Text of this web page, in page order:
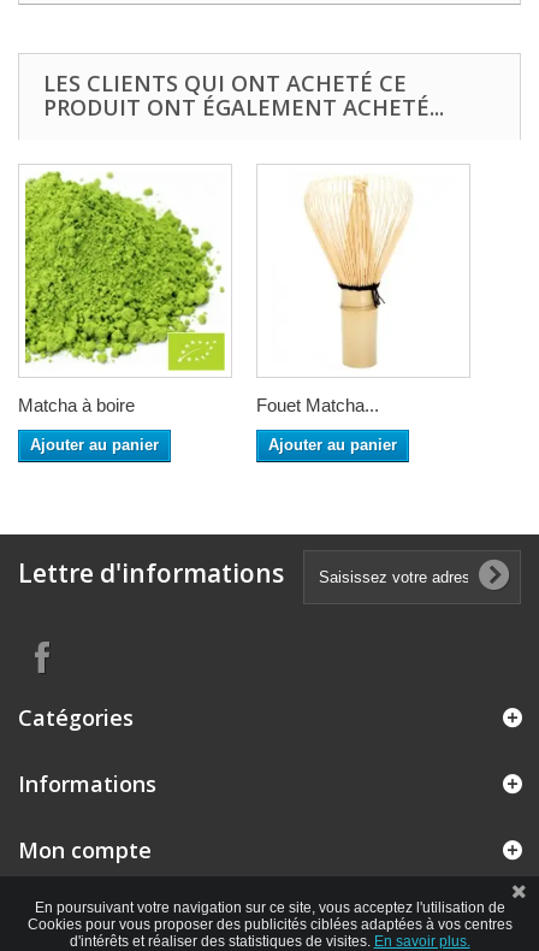
LES CLIENTS QUI ONT ACHETÉ CE
PRODUIT ONT ÉGALEMENT ACHETÉ...
Matcha à boire
Ajouter au panier
Fouet Matcha...
Ajouter au panier
Lettre d'informations
Catégories
Informations
Mon compte
En poursuivant votre navigation sur ce site, vous acceptez l'utilisation de
Cookies pour vous proposer des publicités ciblées adaptées à vos centres
d'intérêts et réaliser des statistiques de visites. En savoir plus.